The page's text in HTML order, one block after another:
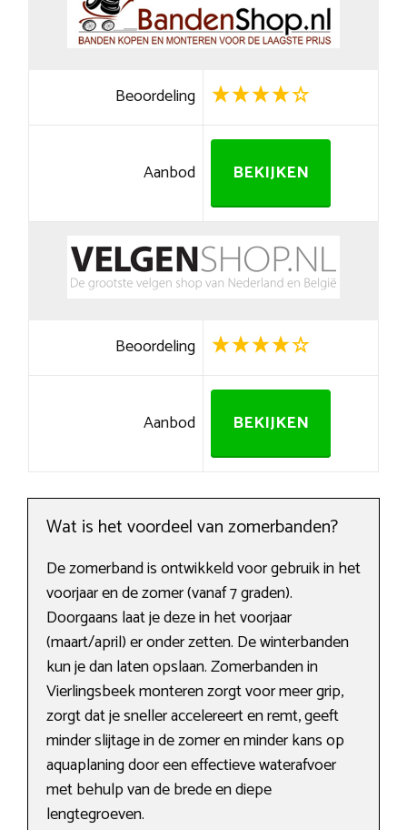
Beoordeling
Aanbod BEKIJKEN
Beoordeling
Aanbod BEKIJKEN
Wat is het voordeel van zomerbanden?
De zomerband is ontwikkeld voor gebruik in het
voorjaar en de zomer (vanaf 7 graden).
Doorgaans laat je deze in het voorjaar
(maart/april) er onder zetten. De winterbanden
kun je dan laten opslaan. Zomerbanden in
Vierlingsbeek monteren zorgt voor meer grip,
zorgt dat je sneller accelereert en remt, geeft
minder slijtage in de zomer en minder kans op
aquaplaning door een effectieve waterafvoer
met behulp van de brede en diepe
lengtegroeven.